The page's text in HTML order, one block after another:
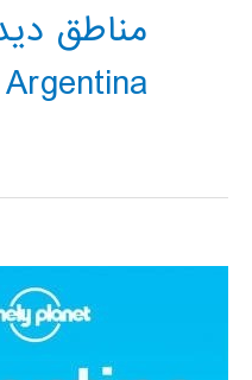
مناطق
Argentina